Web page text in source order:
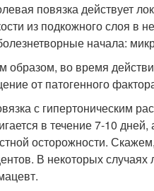
повязка действует
из подкожного слоя в
начала:
образом, во время
от патогенного
с гипертоническим
в течение 7-10
осторожности.
В некоторых